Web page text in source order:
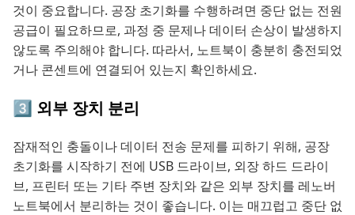
것이 중요합니다. 공장 초기화를 수행하려면 중단 없는 전원
공급이 필요하므로, 과정 중 문제나 데이터 손상이 발생하지
않도록 주의해야 합니다. 따라서, 노트북이 충분히 충전되었
거나 콘센트에 연결되어 있는지 확인하세요.
3️⃣ 외부 장치 분리
잠재적인 충돌이나 데이터 전송 문제를 피하기 위해, 공장
초기화를 시작하기 전에 USB 드라이브, 외장 하드 드라이
브, 프린터 또는 기타 주변 장치와 같은 외부 장치를 레노버
노트북에서 분리하는 것이 좋습니다. 이는 매끄럽고 중단 없